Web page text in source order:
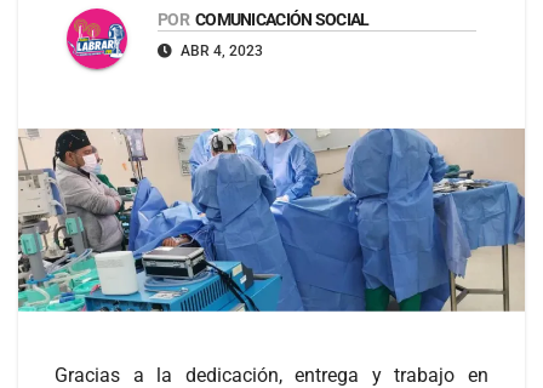
POR COMUNICACIÓN SOCIAL
ABR 4, 2023
Gracias a la dedicación, entrega y trabajo en